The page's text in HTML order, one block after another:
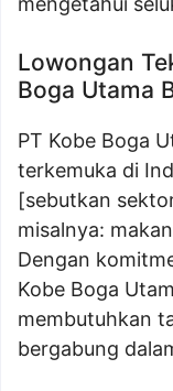
Lowongan
Boga Utama
PT Kobe Boga
terkemuka di
[sebutkan
misalnya:
Dengan
Kobe Boga
membutuhkan
bergabung